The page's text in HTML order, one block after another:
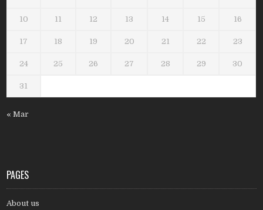
10 11 12 13 14 15 16
17 18 19 20 21 22 23
24 25 26 27 28 29 30
31
« Mar
PAGES
About us